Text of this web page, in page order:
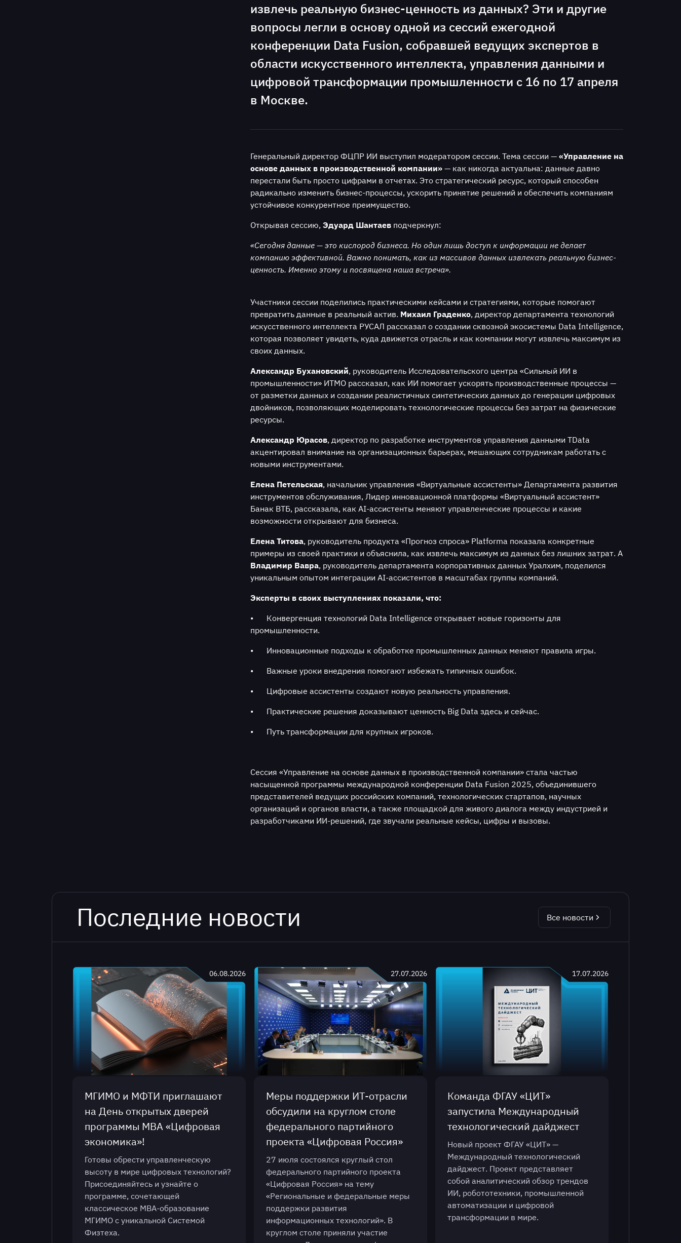
извлечь реальную бизнес-ценность из данных? Эти и другие
вопросы легли в основу одной из сессий ежегодной
конференции Data Fusion, собравшей ведущих экспертов в
области искусственного интеллекта, управления данными и
цифровой трансформации промышленности с 16 по 17 апреля
в Москве.
Генеральный директор ФЦПР ИИ выступил модератором сессии. Тема сессии — «Управление на
основе данных в производственной компании» — как никогда актуальна: данные давно
перестали быть просто цифрами в отчетах. Это стратегический ресурс, который способен
радикально изменить бизнес-процессы, ускорить принятие решений и обеспечить компаниям
устойчивое конкурентное преимущество.
Открывая сессию, Эдуард Шантаев подчеркнул:
«Сегодня данные — это кислород бизнеса. Но один лишь доступ к информации не делает
компанию эффективной. Важно понимать, как из массивов данных извлекать реальную бизнес-
ценность. Именно этому и посвящена наша встреча».
Участники сессии поделились практическими кейсами и стратегиями, которые помогают
превратить данные в реальный актив. Михаил Граденко, директор департамента технологий
искусственного интеллекта РУСАЛ рассказал о создании сквозной экосистемы Data Intelligence,
которая позволяет увидеть, куда движется отрасль и как компании могут извлечь максимум из
своих данных.
Александр Бухановский, руководитель Исследовательского центра «Сильный ИИ в
промышленности» ИТМО рассказал, как ИИ помогает ускорять производственные процессы —
от разметки данных и создании реалистичных синтетических данных до генерации цифровых
двойников, позволяющих моделировать технологические процессы без затрат на физические
ресурсы.
Александр Юрасов, директор по разработке инструментов управления данными TData
акцентировал внимание на организационных барьерах, мешающих сотрудникам работать с
новыми инструментами.
Елена Петельская, начальник управления «Виртуальные ассистенты» Департамента развития
инструментов обслуживания, Лидер инновационной платформы «Виртуальный ассистент»
Банак ВТБ, рассказала, как AI-ассистенты меняют управленческие процессы и какие
возможности открывают для бизнеса.
Елена Титова, руководитель продукта «Прогноз спроса» Platforma показала конкретные
примеры из своей практики и объяснила, как извлечь максимум из данных без лишних затрат. А
Владимир Вавра, руководитель департамента корпоративных данных Уралхим, поделился
уникальным опытом интеграции AI-ассистентов в масштабах группы компаний.
Эксперты в своих выступлениях показали, что:
•
Конвергенция технологий Data Intelligence открывает новые горизонты для
промышленности.
•
Инновационные подходы к обработке промышленных данных меняют правила игры.
•
Важные уроки внедрения помогают избежать типичных ошибок.
•
Цифровые ассистенты создают новую реальность управления.
•
Практические решения доказывают ценность Big Data здесь и сейчас.
•
Путь трансформации для крупных игроков.
Сессия «Управление на основе данных в производственной компании» стала частью
насыщенной программы международной конференции Data Fusion 2025, объединившего
представителей ведущих российских компаний, технологических стартапов, научных
организаций и органов власти, а также площадкой для живого диалога между индустрией и
разработчиками ИИ-решений, где звучали реальные кейсы, цифры и вызовы.
Последние новости Все новости
06.08.2026
МГИМО и МФТИ приглашают
на День открытых дверей
программы МВА «Цифровая
экономика»!
Готовы обрести управленческую
высоту в мире цифровых технологий?
Присоединяйтесь и узнайте о
программе, сочетающей
классическое МВА-образование
МГИМО с уникальной Системой
Физтеха.
27.07.2026
Меры поддержки ИТ-отрасли
обсудили на круглом столе
федерального партийного
проекта «Цифровая Россия»
27 июля состоялся круглый стол
федерального партийного проекта
«Цифровая Россия» на тему
«Региональные и федеральные меры
поддержки развития
информационных технологий». В
круглом столе приняли участие
17.07.2026
Команда ФГАУ «ЦИТ»
запустила Международный
технологический дайджест
Новый проект ФГАУ «ЦИТ» —
Международный технологический
дайджест. Проект представляет
собой аналитический обзор трендов
ИИ, робототехники, промышленной
автоматизации и цифровой
трансформации в мире.